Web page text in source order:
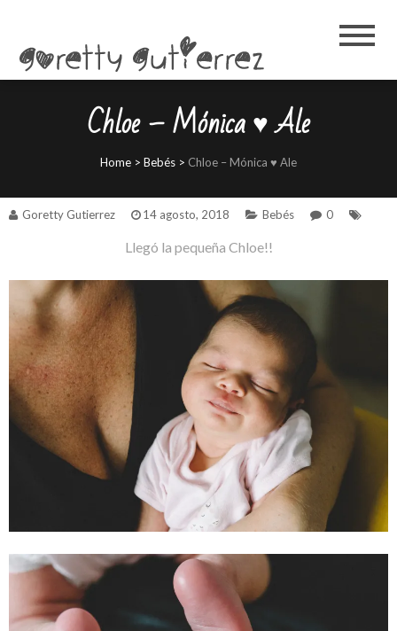
Gutierrez
Chloe – Mónica ♥ Ale
Home > Bebés > Chloe – Mónica ♥ Ale
Goretty Gutierrez 14 agosto, 2018 Bebés 0
Llegó la pequeña Chloe!!